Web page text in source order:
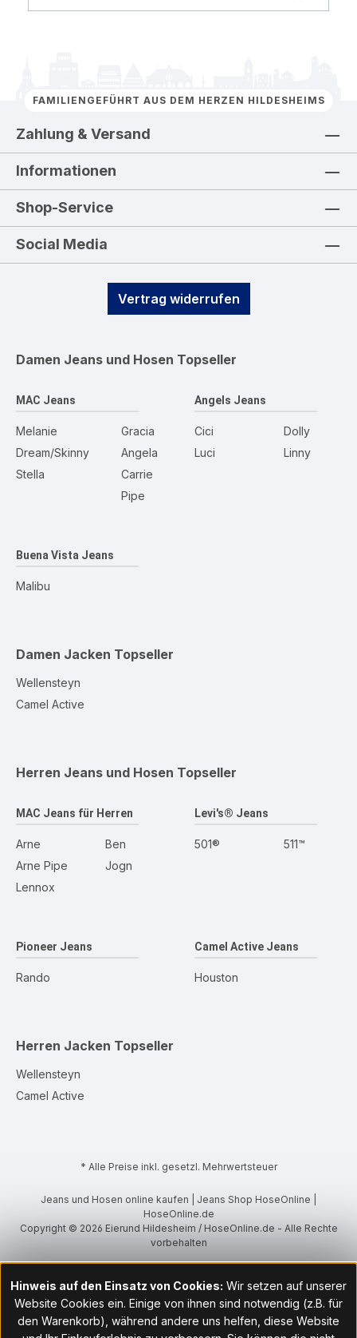
FAMILIENGEFÜHRT AUS DEM HERZEN HILDESHEIMS
Zahlung & Versand
Informationen
Shop-Service
Social Media
Vertrag widerrufen
Damen Jeans und Hosen Topseller
MAC Jeans
Melanie
Dream/Skinny
Stella
Gracia
Angela
Carrie
Pipe
Angels Jeans
Cici
Luci
Dolly
Linny
Buena Vista Jeans
Malibu
Damen Jacken Topseller
Wellensteyn
Camel Active
Herren Jeans und Hosen Topseller
MAC Jeans für Herren
Arne
Arne Pipe
Lennox
Ben
Jogn
Levi's® Jeans
501® 511™
Pioneer Jeans
Rando
Camel Active Jeans
Houston
Herren Jacken Topseller
Wellensteyn
Camel Active
* Alle Preise inkl. gesetzl. Mehrwertsteuer
Jeans und Hosen online kaufen | Jeans Shop HoseOnline |
HoseOnline.de
Copyright © 2026 Eierund Hildesheim / HoseOnline.de - Alle Rechte
vorbehalten
Hinweis auf den Einsatz von Cookies: Wir setzen auf unserer
Website Cookies ein. Einige von ihnen sind notwendig (z.B. für
den Warenkorb), während andere uns helfen, diese Website